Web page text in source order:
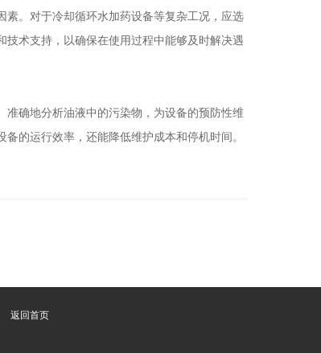
。对于冷却循环水加药设备等复杂工况，应选
术支持，以确保在使用过程中能够及时解决遇
确地分析油液中的污染物，为设备的预防性维
的运行效率，还能降低维护成本和停机时间。
返回首页